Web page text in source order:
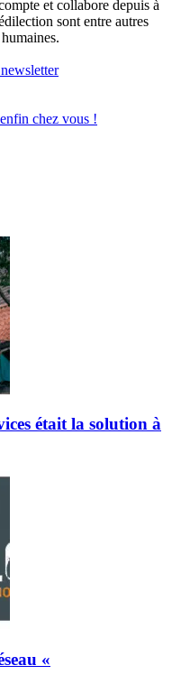
et collabore depuis à
sont entre autres
chez vous !
était la solution à
«